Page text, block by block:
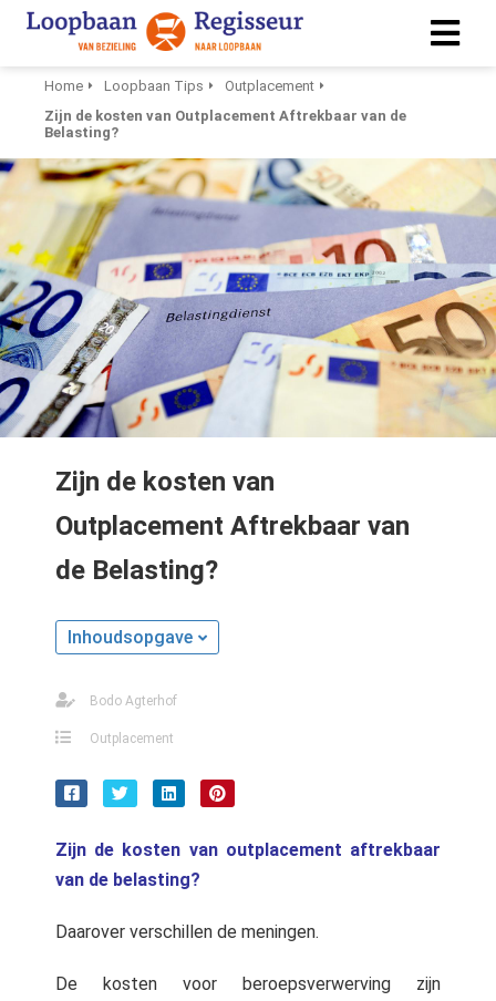
Home Loopbaan Tips
Outplacement
Zijn de kosten van Outplacement Aftrekbaar van de
Belasting?
Zijn de kosten van
Outplacement Aftrekbaar van
de Belasting?
Inhoudsopgave
Bodo Agterhof
Outplacement
Zijn de kosten van outplacement aftrekbaar
van de belasting?
Daarover verschillen de meningen.
De kosten voor beroepsverwerving zijn
policy
zijn
om
te
Ze
gebruikt
deze
te